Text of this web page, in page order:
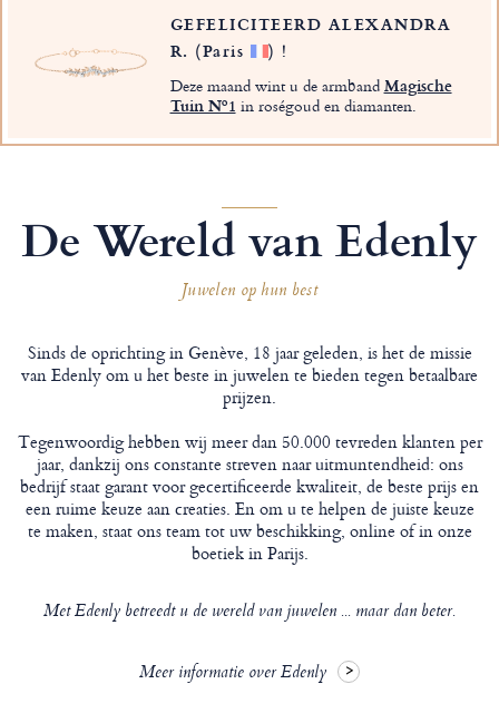
GEFELICITEERD ALEXANDRA
R. (Paris ) !
Deze maand wint u de armbandMagische
Tuin Nº1 in roségoud en diamanten.
De Wereld van Edenly
Juwelen op hun best
Sinds de oprichting in Genève, 18 jaar geleden, is het de missie
van Edenly om u het beste in juwelen te bieden tegen betaalbare
prijzen.
Tegenwoordig hebben wij meer dan 50.000 tevreden klanten per
jaar, dankzij ons constante streven naar uitmuntendheid: ons
bedrijf staat garant voor gecertificeerde kwaliteit, de beste prijs en
een ruime keuze aan creaties. En om u te helpen de juiste keuze
te maken, staat ons team tot uw beschikking, online of in onze
boetiek in Parijs.
Met Edenly betreedt u de wereld van juwelen ... maar dan beter.
Meer informatie over Edenly